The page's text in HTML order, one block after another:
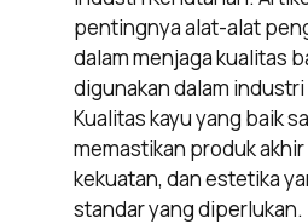
pentingnya alat-alat
dalam menjaga kualitas
digunakan dalam
Kualitas kayu yang baik
memastikan produk
kekuatan, dan estetika
standar yang diperlukan.